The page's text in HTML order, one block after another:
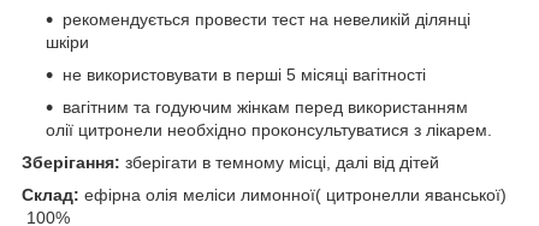
рекомендується провести тест на невеликій ділянці
шкіри
не використовувати в перші 5 місяці вагітності
вагітним та годуючим жінкам перед використанням
олії цитронели необхідно проконсультуватися з лікарем.
Зберігання: зберігати в темному місці, далі від дітей
Склад: ефірна олія меліси лимонної( цитронелли яванської)
100%